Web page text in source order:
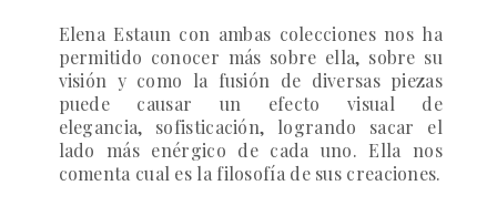
Elena Estaun con ambas colecciones nos ha
permitido conocer más sobre ella, sobre su
visión y como la fusión de diversas piezas
puede causar un efecto visual de
elegancia, sofisticación, logrando sacar el
lado más enérgico de cada uno. Ella nos
comenta cual es la filosofía de sus creaciones.